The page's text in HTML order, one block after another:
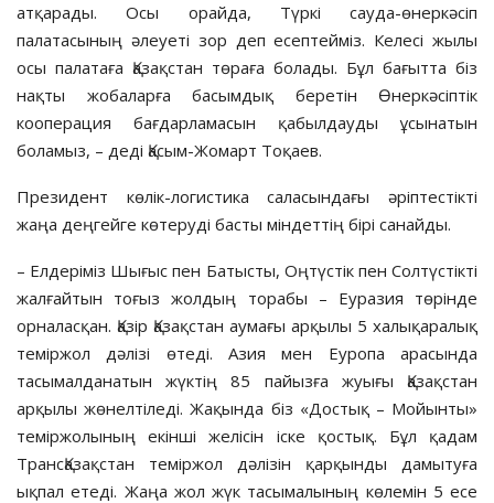
атқарады. Осы орайда, Түркі сауда-өнеркәсіп
палатасының әлеуеті зор деп есептейміз. Келесі жылы
осы палатаға Қазақстан төраға болады. Бұл бағытта біз
нақты жобаларға басымдық беретін Өнеркәсіптік
кооперация бағдарламасын қабылдауды ұсынатын
боламыз, – деді Қасым-Жомарт Тоқаев.
Президент көлік-логистика саласындағы әріптестікті
жаңа деңгейге көтеруді басты міндеттің бірі санайды.
– Елдеріміз Шығыс пен Батысты, Оңтүстік пен Солтүстікті
жалғайтын тоғыз жолдың торабы – Еуразия төрінде
орналасқан. Қазір Қазақстан аумағы арқылы 5 халықаралық
теміржол дәлізі өтеді. Азия мен Еуропа арасында
тасымалданатын жүктің 85 пайызға жуығы Қазақстан
арқылы жөнелтіледі. Жақында біз «Достық – Мойынты»
теміржолының екінші желісін іске қостық. Бұл қадам
ТрансҚазақстан теміржол дәлізін қарқынды дамытуға
ықпал етеді. Жаңа жол жүк тасымалының көлемін 5 есе